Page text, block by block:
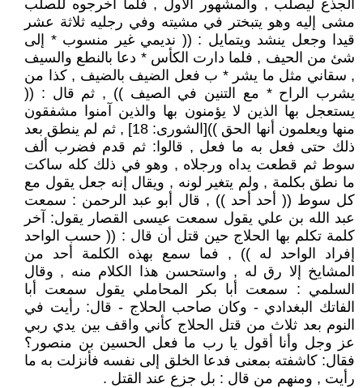
الجذع ليصلب , والمشهور الأول , فلما أخرجوه للصلب
مشى إليه وهو يتبختر في مشيته وفي رجليه ثلاثة عشر
قيدا وجعل ينشد ويتمايل : (( نديمي غير منسوب * إلى
شئ من الحيف , فلما دارت الكأس * دعا بالنطع والسيف
, سقاني مثل ما يشر * ب فعل الضيف بالضيف , كذا من
يشرب الراح * مع التنين في الصيف )) , ثم قال : ((
يستعجل بها الذين لا يؤمنون بها والذين آمنوا مشفقون
منها ويعلمون أنها الحق ))[الشورى: 18] , ثم لم ينطق بعد
ذلك حتى فعل به ما فعل , قالوا: ثم قدم فضرب ألف
سوط ثم قطعت يداه ورجلاه , وهو في ذلك كله ساكت
ما نطق بكلمة , ولم يتغير لونه , ويقال إنه جعل يقول مع
كل سوط (( أحد أحد )) , قال أبو عبد الرحمن : سمعت
عبد الله بن علي يقول سمعت عيسى القصار يقول: آخر
كلمة تكلم بها الحلاج حين قتل أن قال : (( حسب الواحد
إفراد الواحد له )) , فما سمع بهذه الكلمة أحد من
المشايخ إلا رق له , واستحسن هذا الكلام منه , وقال
السلمي : سمعت أبا بكر المحاملي يقول سمعت أبا
الفاتك البغدادي - وكان صاحب الحلاج - قال: رأيت في
النوم بعد ثلاث من قتل الحلاج كأني واقف بين يدي ربي
عز وجل وأنا أقول يا رب ما فعل الحسين بن منصور؟
فقال: كاشفته بمعنى فدعا الخلق إلى نفسه فأنزلت به ما
رأيت , ومنهم من قال : بل جزع عند القتل .